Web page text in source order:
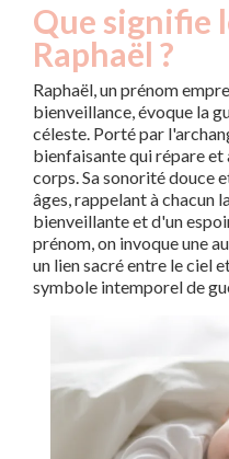
Que signifie
Raphaël ?
Raphaël, un prénom
bienveillance, évoque la
céleste. Porté par
bienfaisante qui répare et
corps. Sa sonorité douce
âges, rappelant à chacun
bienveillante et d'un
prénom, on invoque une
un lien sacré entre le ciel
symbole intemporel de